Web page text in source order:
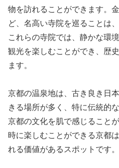
物を訪れることができます。
ど、名高い寺院を巡ることは
これらの寺院では、静かな環
観光を楽しむことができ、歴
ます。
京都の温泉地は、古き良き日
きる場所が多く、特に伝統的
京都の文化を肌で感じること
時に楽しむことができる京都
れる価値があるスポットです。